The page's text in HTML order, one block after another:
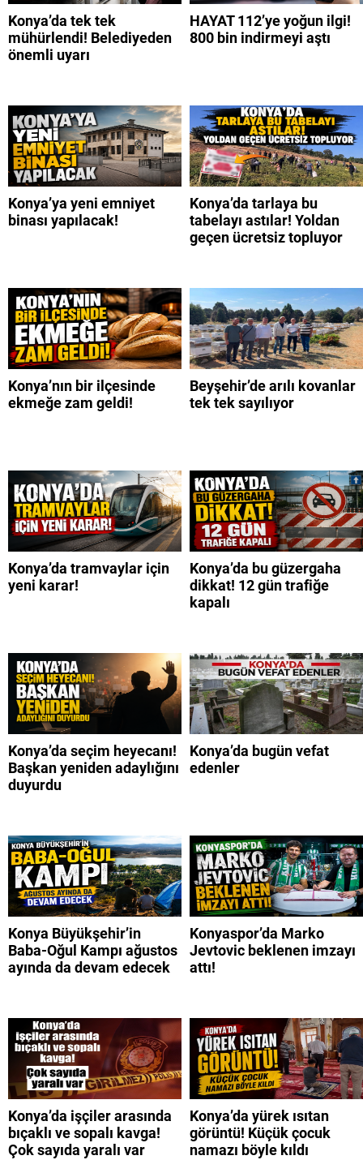
Konya’da tek tek
mühürlendi! Belediyeden
önemli uyarı
HAYAT 112’ye yoğun ilgi!
800 bin indirmeyi aştı
Konya’ya yeni emniyet
binası yapılacak!
Konya’da tarlaya bu
tabelayı astılar! Yoldan
geçen ücretsiz topluyor
Konya’nın bir ilçesinde
ekmeğe zam geldi!
Beyşehir’de arılı kovanlar
tek tek sayılıyor
Konya’da tramvaylar için
yeni karar!
Konya’da bu güzergaha
dikkat! 12 gün trafiğe
kapalı
Konya’da seçim heyecanı!
Başkan yeniden adaylığını
duyurdu
Konya’da bugün vefat
edenler
Konya Büyükşehir’in
Baba-Oğul Kampı ağustos
ayında da devam edecek
Konyaspor’da Marko
Jevtovic beklenen imzayı
attı!
Konya’da işçiler arasında
bıçaklı ve sopalı kavga!
Çok sayıda yaralı var
Konya’da yürek ısıtan
görüntü! Küçük çocuk
namazı böyle kıldı